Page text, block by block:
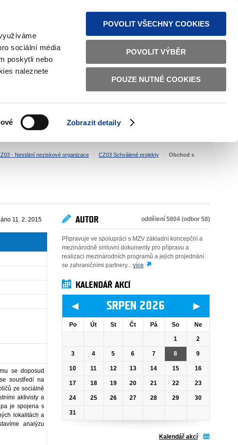
sociální média
poskytli nebo
naleznete
Zobrazit detaily
POVOLIT VŠECHNY COOKIES
POVOLIT VÝBĚR
POUZE NUTNÉ COOKIES
TEXTOVÁ VERZE ČESKY ENGLISH
VNITŘNÍ VĚCI BILATERÁLNÍ SPOLUPRÁCE
- Nestátní neziskové organizace CZ03 Schválené projekty
Obchod s
11. 2. 2015
se doposud
soustředí na
ze sociálně
aktivisty a
je spojena s
lokalitách a
analýzu
AUTOR oddělení 5804 (odbor 58)
Připravuje ve spolupráci s MZV základní koncepční a
mezinárodně smluvní dokumenty pro přípravu a
realizaci mezinárodních programů a jejich projednání
se zahraničními partnery... více
KALENDÁŘ AKCÍ
◄ SRPEN 2026 ►
Po Út St Čt Pá So Ne
1 2
3 4 5 6 7 8 9
10 11 12 13 14 15 16
17 18 19 20 21 22 23
24 25 26 27 28 29 30
31
Kalendář akcí